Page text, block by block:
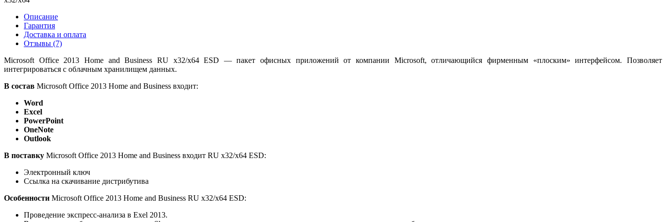
Описание
Гарантия
Доставка и оплата
Отзывы (7)
Microsoft Office 2013 Home and Business RU x32/x64 ESD — пакет офисных приложений от компании Microsoft, отличающийся фирменным «плоским» интерфейсом. Позволяет
интегрироваться с облачным хранилищем данных.
В состав Microsoft Office 2013 Home and Business входит:
Word
Excel
PowerPoint
OneNote
Outlook
В поставку Microsoft Office 2013 Home and Business входит RU x32/x64 ESD:
Электронный ключ
Ссылка на скачивание дистрибутива
Особенности Microsoft Office 2013 Home and Business RU x32/x64 ESD:
Проведение экспресс-анализа в Exel 2013.